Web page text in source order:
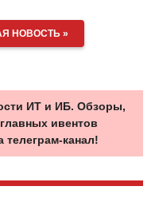
НОВОСТЬ »
ИТ и ИБ. Обзоры,
ивентов
канал!